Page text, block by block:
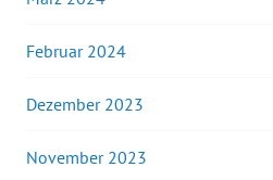
Februar 2024
Dezember 2023
November 2023